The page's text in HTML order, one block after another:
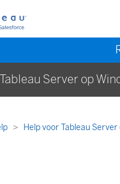
Server op
Help voor Tableau Server